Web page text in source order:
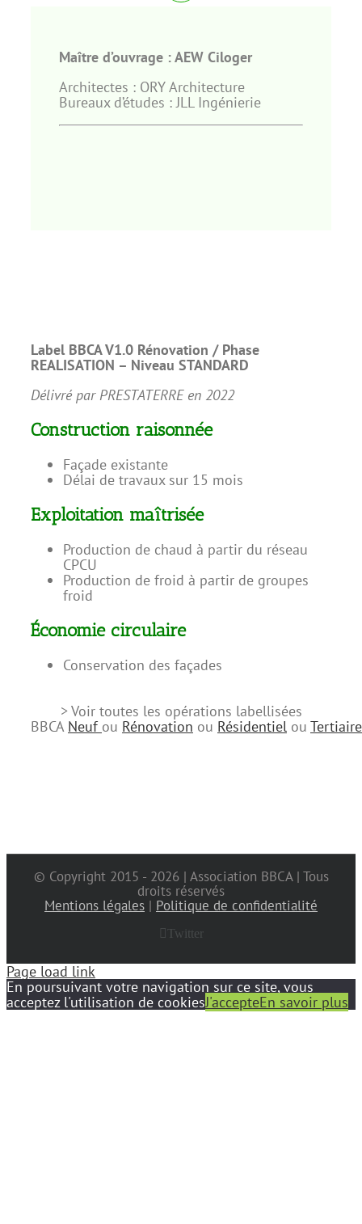
Maître d’ouvrage : AEW Ciloger
Architectes : ORY Architecture
Bureaux d’études : JLL Ingénierie
Label BBCA V1.0 Rénovation / Phase
REALISATION – Niveau STANDARD
Délivré par PRESTATERRE en 2022
Construction raisonnée
Façade existante
Délai de travaux sur 15 mois
Exploitation maîtrisée
Production de chaud à partir du réseau
CPCU
Production de froid à partir de groupes
froid
Économie circulaire
Conservation des façades
> Voir toutes les opérations labellisées
BBCA Neuf ou Rénovation ou Résidentiel ou Tertiaire
© Copyright 2015 - 2026 | Association BBCA | Tous
droits réservés
Mentions légales | Politique de confidentialité
Twitter
Page load link
En poursuivant votre navigation sur ce site, vous
acceptez l'utilisation de cookiesJ'accepteEn savoir plus